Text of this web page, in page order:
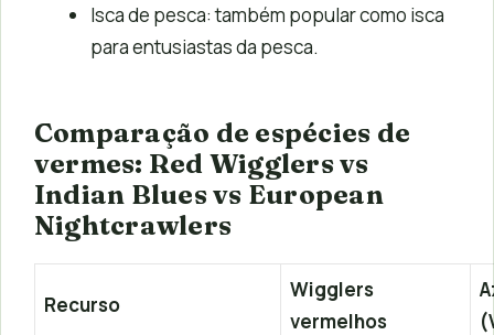
Isca de pesca: também popular como isca
para entusiastas da pesca.
Comparação de espécies de
vermes: Red Wigglers vs
Indian Blues vs European
Nightcrawlers
Recurso
Wigglers
vermelhos